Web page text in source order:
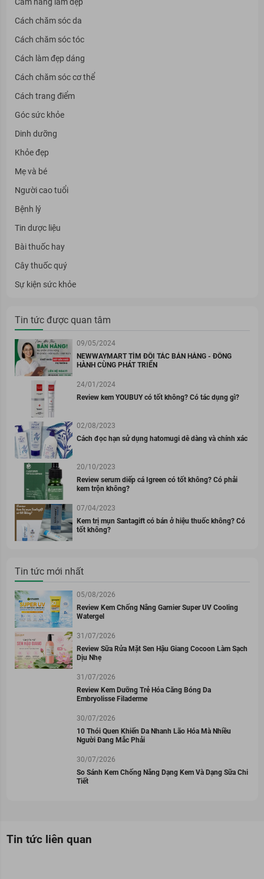
Cách chăm sóc da
Cách chăm sóc tóc
Cách làm đẹp dáng
Cách chăm sóc cơ thể
Cách trang điểm
Góc sức khỏe
Dinh dưỡng
Khỏe đẹp
Mẹ và bé
Người cao tuổi
Bệnh lý
Tin dược liệu
Bài thuốc hay
Cây thuốc quý
Sự kiện sức khỏe
Tin tức được quan tâm
09/05/2024
NEWWAYMART TÌM ĐỐI TÁC BÁN HÀNG - ĐỒNG
HÀNH CÙNG PHÁT TRIỂN
24/01/2024
Review kem YOUBUY có tốt không? Có tác dụng gì?
02/08/2023
Cách đọc hạn sử dụng hatomugi dễ dàng và chính xác
20/10/2023
Review serum diếp cá Igreen có tốt không? Có phải
kem trộn không?
07/04/2023
Kem trị mụn Santagift có bán ở hiệu thuốc không? Có
tốt không?
Tin tức mới nhất
05/08/2026
Review Kem Chống Nắng Garnier Super UV Cooling
Watergel
31/07/2026
Review Sữa Rửa Mặt Sen Hậu Giang Cocoon Làm Sạch
Dịu Nhẹ
31/07/2026
Review Kem Dưỡng Trẻ Hóa Căng Bóng Da
Embryolisse Filaderme
30/07/2026
10 Thói Quen Khiến Da Nhanh Lão Hóa Mà Nhiều
Người Đang Mắc Phải
30/07/2026
So Sánh Kem Chống Nắng Dạng Kem Và Dạng Sữa Chi
Tiết
Tin tức liên quan